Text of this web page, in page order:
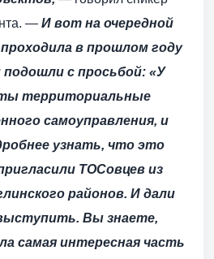
— И вот на очередной
в прошлом году
подошли с просьбой: «У
территориальные
самоуправления, и
узнать, что это
ТОСовцев из
районов. И дали
Вы знаете,
самая интересная часть